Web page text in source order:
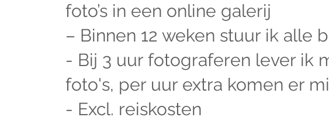
foto’s in een online galerij
– Binnen 12 weken stuur ik alle
- Bij 3 uur fotograferen lever ik
foto's, per uur extra komen er
- Excl. reiskosten